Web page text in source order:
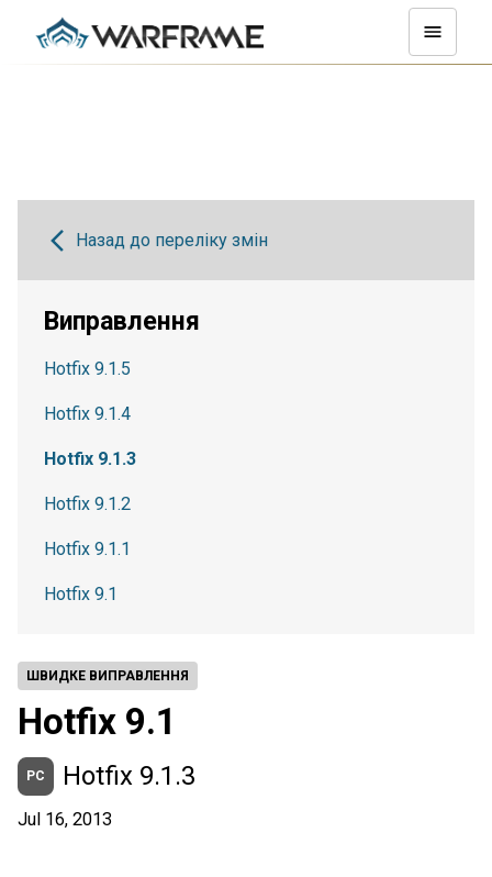
ШВИДКЕ ВИПРАВЛЕННЯ
Hotfix 9.1
PC Hotfix 9.1.3
Jul 16, 2013
Назад до переліку змін
Виправлення
Hotfix 9.1.5
Hotfix 9.1.4
Hotfix 9.1.3
Hotfix 9.1.2
Hotfix 9.1.1
Hotfix 9.1